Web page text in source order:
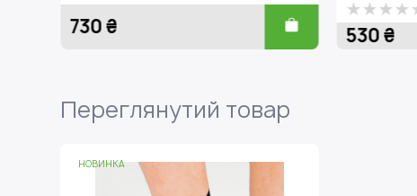
0 відгуків
Переглянутий товар
НОВИНКА